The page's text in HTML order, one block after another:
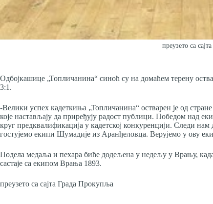
преузето са
Одбојкашице „Топличанина“ синоћ су на домаћем терену
3:1.
-Велики успех кадеткиња „Топличанина“ остварен је од
које настављају да приређују радост публици. Победом над
круг предквалификација у кадетској конкуренцији. Следи
гостујемо екипи Шумадије из Аранђеловца. Верујемо у ову
Подела медаља и пехара биће додељена у недељу у Врању,
састаје са екипом Врања 1893.
преузето са сајта Града Прокупља